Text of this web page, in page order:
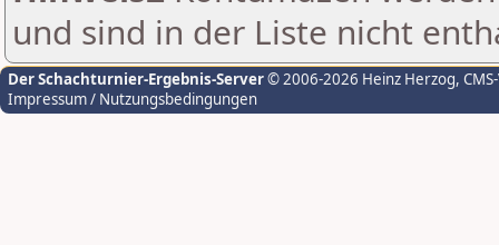
und sind in der Liste nicht
Der Schachturnier-Ergebnis-Server© 2006-2026 Heinz Herzog,
Impressum / Nutzungsbedingungen